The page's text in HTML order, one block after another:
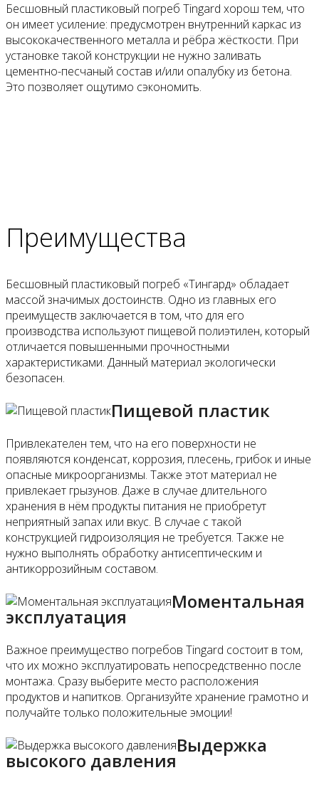
Бесшовный пластиковый погреб Tingard хорош тем, что
он имеет усиление: предусмотрен внутренний каркас из
высококачественного металла и рёбра жёсткости. При
установке такой конструкции не нужно заливать
цементно-песчаный состав и/или опалубку из бетона.
Это позволяет ощутимо сэкономить.
Преимущества
Бесшовный пластиковый погреб «Тингард» обладает
массой значимых достоинств. Одно из главных его
преимуществ заключается в том, что для его
производства используют пищевой полиэтилен, который
отличается повышенными прочностными
характеристиками. Данный материал экологически
безопасен.
Пищевой пластик
Привлекателен тем, что на его поверхности не
появляются конденсат, коррозия, плесень, грибок и иные
опасные микроорганизмы. Также этот материал не
привлекает грызунов. Даже в случае длительного
хранения в нём продукты питания не приобретут
неприятный запах или вкус. В случае с такой
конструкцией гидроизоляция не требуется. Также не
нужно выполнять обработку антисептическим и
антикоррозийным составом.
Моментальная
эксплуатация
Важное преимущество погребов Tingard состоит в том,
что их можно эксплуатировать непосредственно после
монтажа. Сразу выберите место расположения
продуктов и напитков. Организуйте хранение грамотно и
получайте только положительные эмоции!
Выдержка
высокого давления